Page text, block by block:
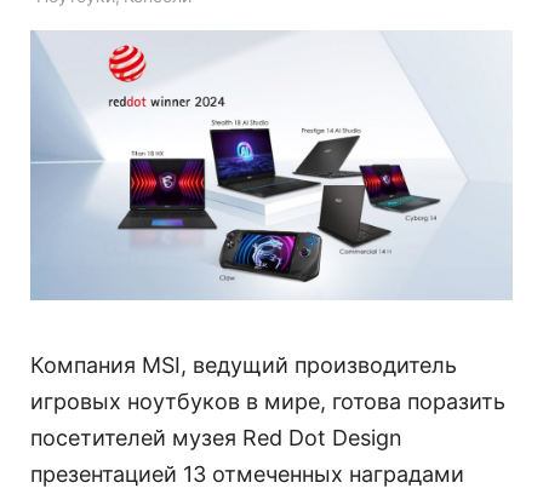
Компания MSI, ведущий производитель
игровых ноутбуков в мире, готова поразить
посетителей музея Red Dot Design
презентацией 13 отмеченных наградами